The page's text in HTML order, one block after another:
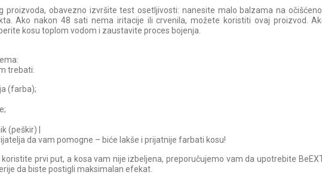
proizvoda, obavezno izvršite test osetljivosti: nanesite malo balzama na
Ako nakon 48 sati nema iritacije ili crvenila, možete koristiti ovaj proizvod.
kosu toplom vodom i zaustavite proces bojenja.
trebati:
(farba);
(peškir) |
da vam pomogne – biće lakše i prijatnije farbati kosu!
prvi put, a kosa vam nije izbeljena, preporučujemo vam da upotrebite
da biste postigli maksimalan efekat.